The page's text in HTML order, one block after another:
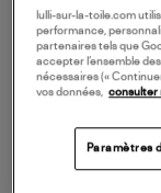
NOS SERVICES
SERVICE CLIENT
MODE DE
lulli-sur-la-toile.com
performance,
partenaires tels que
accepter l’ensemble
nécessaires («
vos données,
consulter
Paramètres